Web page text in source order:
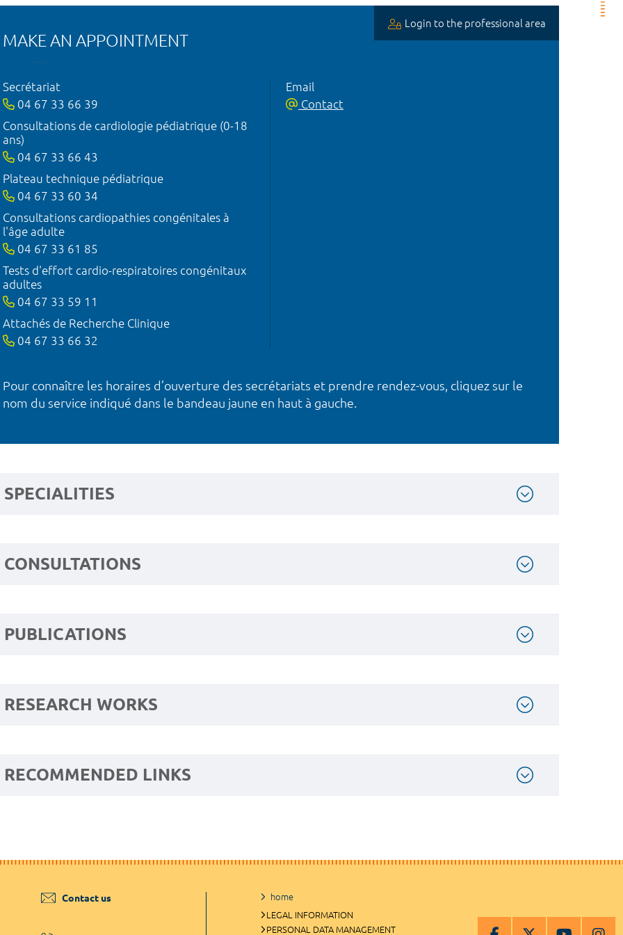
MAKE AN APPOINTMENT
Login to the professional area
Secrétariat
04 67 33 66 39
Consultations de cardiologie pédiatrique (0-18
ans)
04 67 33 66 43
Plateau technique pédiatrique
04 67 33 60 34
Consultations cardiopathies congénitales à
l'âge adulte
04 67 33 61 85
Tests d'effort cardio-respiratoires congénitaux
adultes
04 67 33 59 11
Attachés de Recherche Clinique
04 67 33 66 32
Email
Contact
Pour connaître les horaires d’ouverture des secrétariats et prendre rendez-vous, cliquez sur le
nom du service indiqué dans le bandeau jaune en haut à gauche.
SPECIALITIES
CONSULTATIONS
PUBLICATIONS
RESEARCH WORKS
RECOMMENDED LINKS
Contact us
home
LEGAL INFORMATION
PERSONAL DATA MANAGEMENT